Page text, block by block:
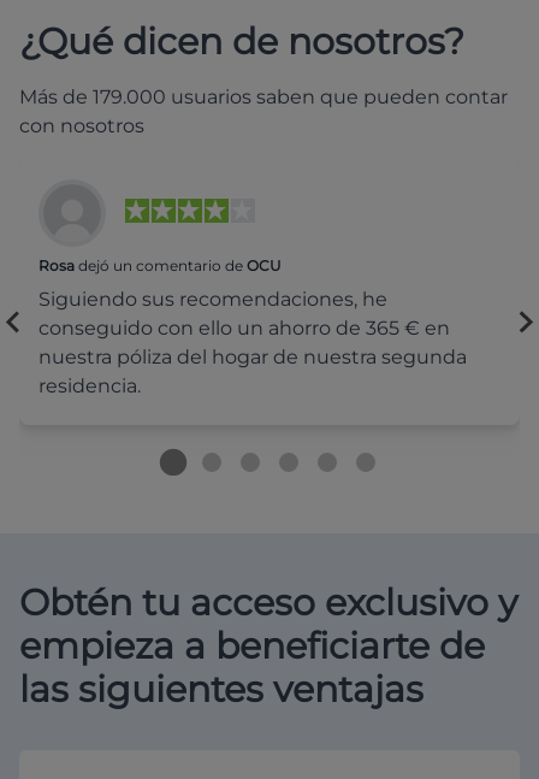
¿Qué dicen de nosotros?
Más de 179.000 usuarios saben que pueden contar
con nosotros
Rosa dejó un comentario de OCU
Siguiendo sus recomendaciones, he
conseguido con ello un ahorro de 365 € en
nuestra póliza del hogar de nuestra segunda
residencia.
Obtén tu acceso exclusivo y
empieza a beneficiarte de
las siguientes ventajas